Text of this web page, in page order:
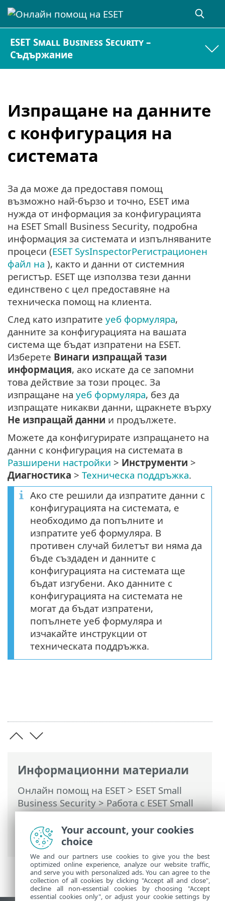
ESET Small Business Security –
Съдържание
Изпращане на данните
с конфигурация на
системата
Информационни материали
Онлайн помощ на ESET> ESET Small
Business Security>Работа с ESET Small
Business Security>Помощ и
поддръжка> Изпращане на данните с
конфигурация на системата
За да може да предоставя помощ
възможно най-бързо и точно, ESET има
нужда от информация за конфигурацията
на ESET Small Business Security, подробна
информация за системата и изпълняваните
процеси (ESET SysInspectorРегистрационен
файл на ), както и данни от системния
регистър. ESET ще използва тези данни
единствено с цел предоставяне на
техническа помощ на клиента.
След като изпратите уеб формуляра,
данните за конфигурацията на вашата
система ще бъдат изпратени на ESET.
Изберете Винаги изпращай тази
информация, ако искате да се запомни
това действие за този процес. За
изпращане на уеб формуляра, без да
изпращате никакви данни, щракнете върху
Не изпращай данни и продължете.
Можете да конфигурирате изпращането на
данни с конфигурация на системата в
Разширени настройки > Инструменти >
Диагностика > Техническа поддръжка.
Ако сте решили да изпратите данни с
конфигурацията на системата, е
необходимо да попълните и
изпратите уеб формуляра. В
противен случай билетът ви няма да
бъде създаден и данните с
конфигурацията на системата ще
бъдат изгубени. Ако данните с
конфигурацията на системата не
могат да бъдат изпратени,
попълнете уеб формуляра и
изчакайте инструкции от
техническата поддръжка.
Your account, your cookies
choice
We and our partners use cookies to give you the best
optimized online experience, analyze our website traffic,
and serve you with personalized ads. You can agree to the
collection of all cookies by clicking "Accept all and close",
decline all non-essential cookies by choosing "Accept
essential cookies only", or adjust your cookie settings by